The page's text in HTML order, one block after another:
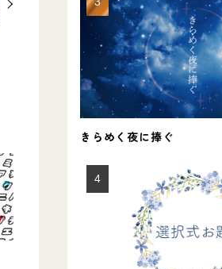
きらめく夜に捧ぐ